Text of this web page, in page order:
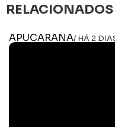
RELACIONADOS
APUCARANA/ HÁ 2